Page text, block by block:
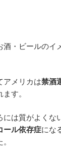
・ビールのイ
アメリカは禁酒
す。
は質がよくな
ール依存症にな